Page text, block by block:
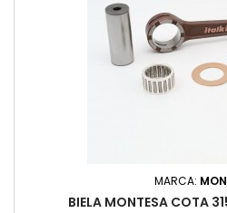
MARCA:
BIELA MONTESA COTA